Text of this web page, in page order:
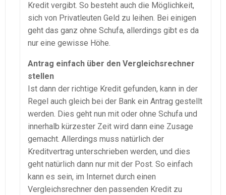
Kredit vergibt. So besteht auch die Möglichkeit,
sich von Privatleuten Geld zu leihen. Bei einigen
geht das ganz ohne Schufa, allerdings gibt es da
nur eine gewisse Höhe.
Antrag einfach über den Vergleichsrechner
stellen
Ist dann der richtige Kredit gefunden, kann in der
Regel auch gleich bei der Bank ein Antrag gestellt
werden. Dies geht nun mit oder ohne Schufa und
innerhalb kürzester Zeit wird dann eine Zusage
gemacht. Allerdings muss natürlich der
Kreditvertrag unterschrieben werden, und dies
geht natürlich dann nur mit der Post. So einfach
kann es sein, im Internet durch einen
Vergleichsrechner den passenden Kredit zu